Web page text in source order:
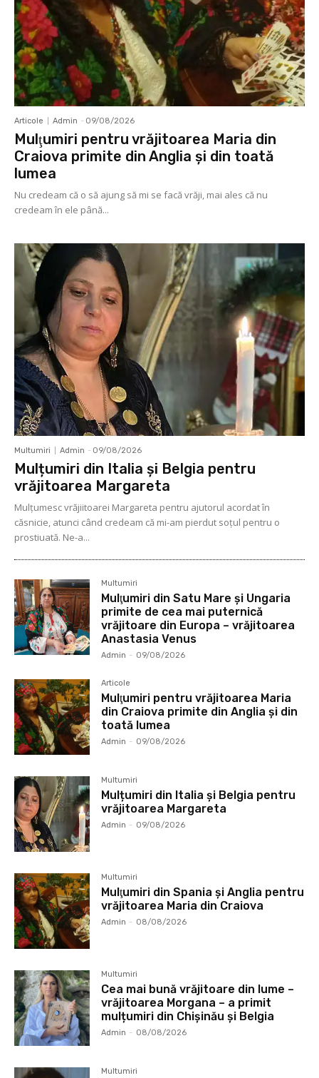
Articole Admin - 09/08/2026
Mulţumiri pentru vrăjitoarea Maria din
Craiova primite din Anglia și din toată
lumea
Nu credeam că o să ajung să mi se facă vrăji, mai ales că nu
credeam în ele până...
Multumiri Admin - 09/08/2026
Mulțumiri din Italia și Belgia pentru
vrăjitoarea Margareta
Mulţumesc vrăjiitoarei Margareta pentru ajutorul acordat în
căsnicie, atunci când credeam că mi-am pierdut soţul pentru o
prostiuată. Ne-a...
Multumiri
Mulţumiri din Satu Mare și Ungaria
primite de cea mai puternică
vrăjitoare din Europa – vrăjitoarea
Anastasia Venus
Admin - 09/08/2026
Articole
Mulţumiri pentru vrăjitoarea Maria
din Craiova primite din Anglia și din
toată lumea
Admin - 09/08/2026
Multumiri
Mulțumiri din Italia și Belgia pentru
vrăjitoarea Margareta
Admin - 09/08/2026
Multumiri
Mulţumiri din Spania şi Anglia pentru
vrăjitoarea Maria din Craiova
Admin - 08/08/2026
Multumiri
Cea mai bună vrăjitoare din lume –
vrăjitoarea Morgana – a primit
mulțumiri din Chișinău și Belgia
Admin - 08/08/2026
Multumiri